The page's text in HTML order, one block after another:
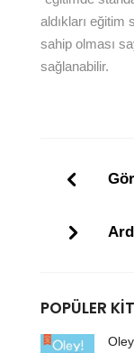
aldıkları eğitim
sahip olması
sağlanabilir.
POPÜLER